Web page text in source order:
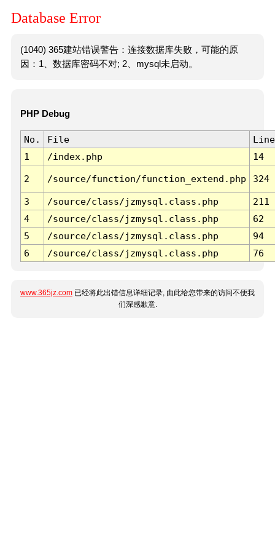
Database Error
(1040) 365建站错误警告：连接数据库失败，可能的原
因：1、数据库密码不对; 2、mysql未启动。
PHP Debug
No. File
Line
1
/index.php 14
2 /source/function/function_extend.php 324
3 /source/class/jzmysql.class.php
211
4
/source/class/jzmysql.class.php
62
5
/source/class/jzmysql.class.php
94
6
/source/class/jzmysql.class.php 76
www.365jz.com 已经将此出错信息详细记录, 由此给您带来的访问不便我
们深感歉意.